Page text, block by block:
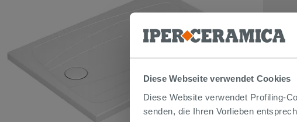
Diese Webseite verwendet Cookies
Diese Website verwendet Profiling-
senden, die Ihren Vorlieben